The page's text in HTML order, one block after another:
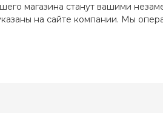
магазина станут вашими
на сайте компании. Мы